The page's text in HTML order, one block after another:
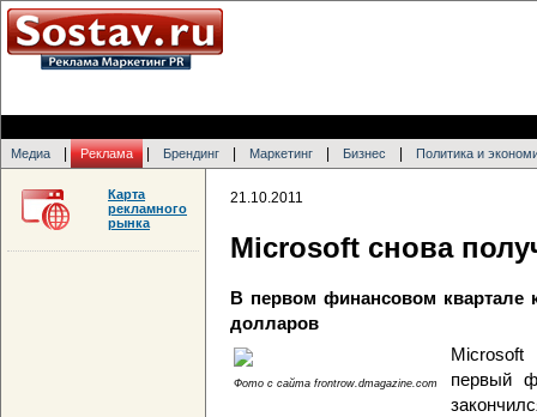
Медиа Реклама Брендинг Маркетинг Бизнес Политика и
21.10.2011
Microsoft снова
В первом финансовом квартале
долларов
Фото с сайта frontrow.dmagazine.com
первый
Карта
рекламного
рынка